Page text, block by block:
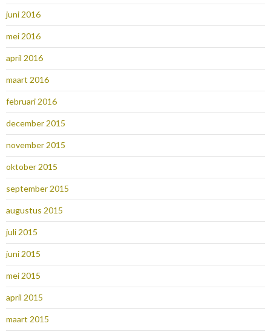
juni 2016
mei 2016
april 2016
maart 2016
februari 2016
december 2015
november 2015
oktober 2015
september 2015
augustus 2015
juli 2015
juni 2015
mei 2015
april 2015
maart 2015